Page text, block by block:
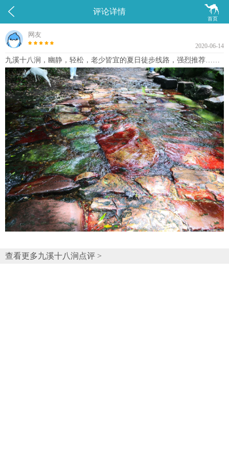
 
首页
评论详情
网友
2020-06-14
九溪十八涧，幽静，轻松，老少皆宜的夏日徒步线路，强烈推荐……
查看更多九溪十八涧点评 >